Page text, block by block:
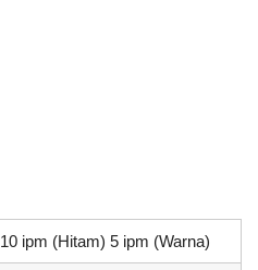
10 ipm (Hitam) 5 ipm (Warna)